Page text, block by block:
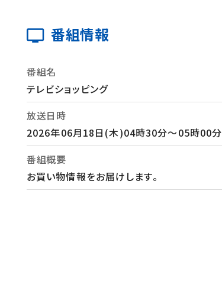
番組情報
番組名
テレビショッピング
放送日時
2026年06月18日(木)04時30分～05時00分
番組概要
お買い物情報をお届けします。